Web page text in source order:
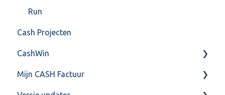
Run
Cash Projecten
CashWin
Overig
Mijn CASH Factuur